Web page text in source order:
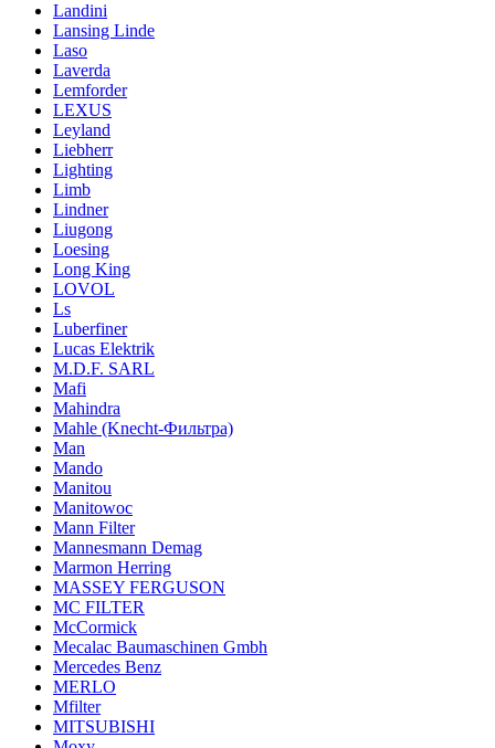
Landini
Lansing Linde
Laso
Laverda
Lemforder
LEXUS
Leyland
Liebherr
Lighting
Limb
Lindner
Liugong
Loesing
Long King
LOVOL
Ls
Luberfiner
Lucas Elektrik
M.D.F. SARL
Mafi
Mahindra
Mahle (Knecht-Фильтра)
Man
Mando
Manitou
Manitowoc
Mann Filter
Mannesmann Demag
Marmon Herring
MASSEY FERGUSON
MC FILTER
McCormick
Mecalac Baumaschinen Gmbh
Mercedes Benz
MERLO
Mfilter
MITSUBISHI